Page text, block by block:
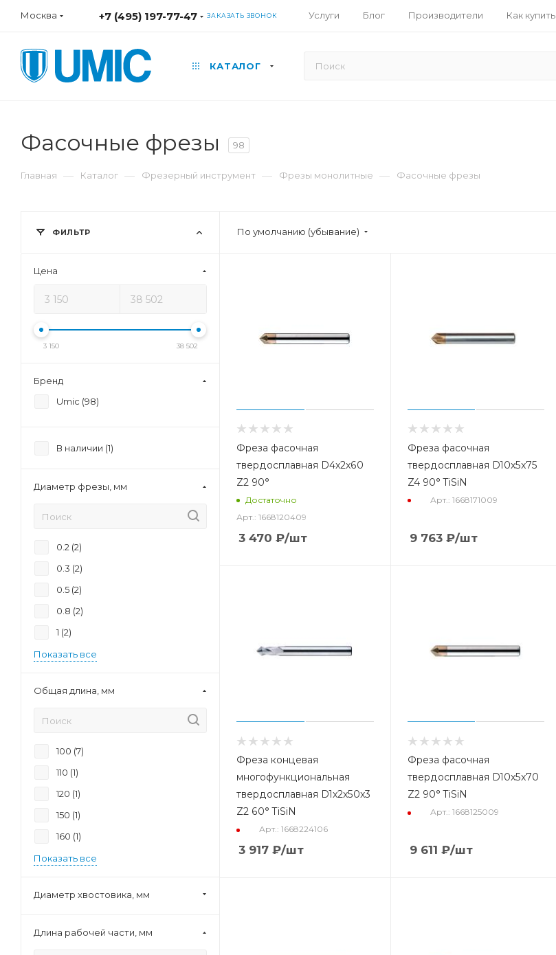
Москва +7 (495) 197-77-47 ЗАКАЗАТЬ ЗВОНОК Услуги Блог Производители Как купить
КАТАЛОГ
Фасочные фрезы 98
Главная — Каталог — Фрезерный инструмент — Фрезы монолитные — Фасочные фрезы
По умолчанию (убывание)
Фреза фасочная
твердосплавная D4x2x60
Z2 90°
Достаточно
Арт.: 1668120409
3 470 ₽/шт
Фреза фасочная
твердосплавная D10x5x75
Z4 90° TiSiN
Арт.: 1668171009
9 763₽/шт
Фреза концевая
многофункциональная
твердосплавная D1x2x50x3
Z2 60° TiSiN
Арт.: 1668224106
3 917 ₽/шт
Фреза фасочная
твердосплавная D10x5x70
Z2 90° TiSiN
Арт.: 1668125009
9 611 ₽/шт
ФИЛЬТР
Цена
3 150 38 502
Бренд
Umic (98)
В наличии (1)
Диаметр фрезы, мм
0.2 (2)
0.3 (2)
0.5 (2)
0.8 (2)
1 (2)
Показать все
Общая длина, мм
100 (7)
110 (1)
120 (1)
150 (1)
160 (1)
Показать все
Диаметр хвостовика, мм
Длина рабочей части, мм